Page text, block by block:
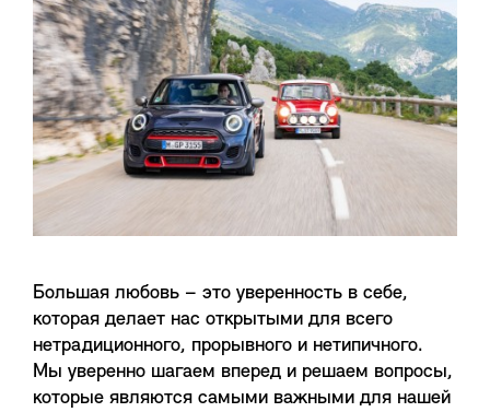
Большая любовь – это уверенность в себе,
которая делает нас открытыми для всего
нетрадиционного, прорывного и нетипичного.
Мы уверенно шагаем вперед и решаем вопросы,
которые являются самыми важными для нашей